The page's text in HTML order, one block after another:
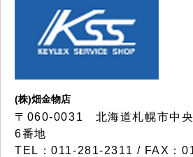
(株)畑金物店
〒060-0031 北海道札幌市中央
6番地
TEL：011-281-2311 / FAX：